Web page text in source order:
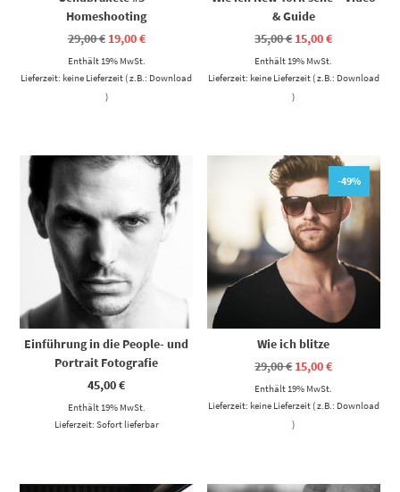
Homeshooting
29,00€ Ursprünglicher
Preis
war:
29,00 €
19,00€Aktueller
ist:
19,00 €.
Enthält 19% MwSt.
Lieferzeit: keine Lieferzeit ( z.B.: Download
)
& Guide
35,00€ Ursprünglicher
Preis
war:
35,00 €
15,00€Aktueller
15,00 €.
Enthält 19% MwSt.
Lieferzeit: keine Lieferzeit ( z.B.: Download
)
Einführung in die People- und
Portrait Fotografie
45,00€
Enthält 19% MwSt.
Lieferzeit: Sofort lieferbar
-49%
Wie ich blitze
29,00€ Ursprünglicher
Preis
war:
29,00 €
15,00€Aktueller
15,00 €.
Enthält 19% MwSt.
Lieferzeit: keine Lieferzeit ( z.B.: Download
)